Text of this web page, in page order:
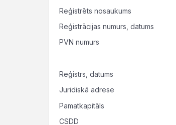
Reģistrēts nosaukums
Reģistrācijas numurs, datums
PVN numurs
Reģistrs, datums
Juridiskā adrese
Pamatkapitāls
CSDD